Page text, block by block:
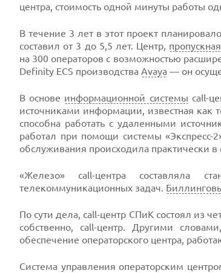
центра, стоимость одной минуты работы
В течение 3 лет в этот проект
составил от 3 до 5,5 лет. Центр,
на 300 операторов с возможностью
Definity ECS производства Avaya — он
В основе информационной системы call-
источниками информации, известная как
способна работать с удаленными
работал при помощи системы
обслуживания происходила практически
«Железо» call-центра составляла
телекоммуникационных задач.
По сути дела, call-центр СПиК состоял из
собственно, call-центр. Другими
обеспечение операторского центра,
Система управления операторским